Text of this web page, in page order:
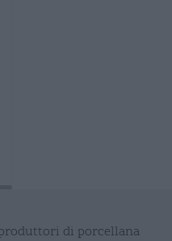
di porcellana